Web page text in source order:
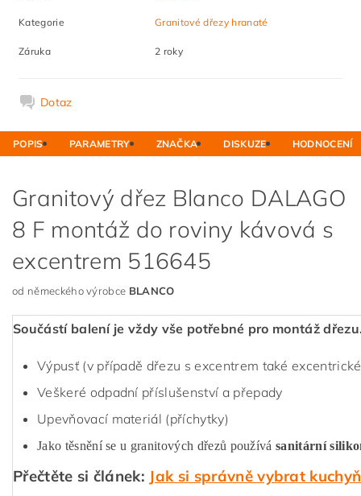
Kategorie Granitové dřezy hranaté
Záruka 2 roky
Dotaz
POPIS PARAMETRY ZNAČKA DISKUZE HODNOCENÍ
Granitový dřez Blanco DALAGO
8 F montáž do roviny kávová s
excentrem 516645
od německého výrobce BLANCO
Součástí balení je vždy vše potřebné pro montáž
Výpusť (v případě dřezu s excentrem také
Veškeré odpadní příslušenství a přepady
Upevňovací materiál (příchytky)
Jako těsnění se u granitových dřezů používásanitární
Přečtěte si článek: Jak si správně vybrat